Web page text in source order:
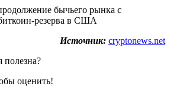
бычьего рынка с
резерва в США
Источник: cryptonews.net
полезна?
оценить!